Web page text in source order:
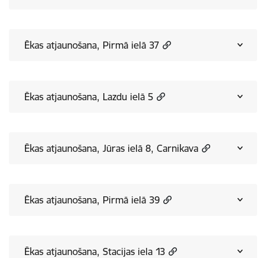
Ēkas atjaunošana, Pirmā ielā 37
Ēkas atjaunošana, Lazdu ielā 5
Ēkas atjaunošana, Jūras ielā 8, Carnikava
Ēkas atjaunošana, Pirmā ielā 39
Ēkas atjaunošana, Stacijas iela 13